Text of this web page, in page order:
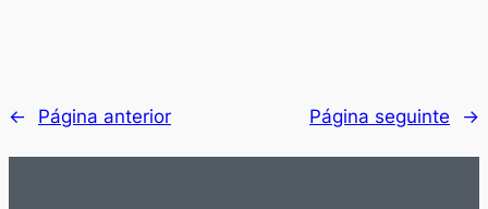
← Página anterior Página seguinte →